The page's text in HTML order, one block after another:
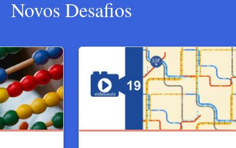
Novos Desafios